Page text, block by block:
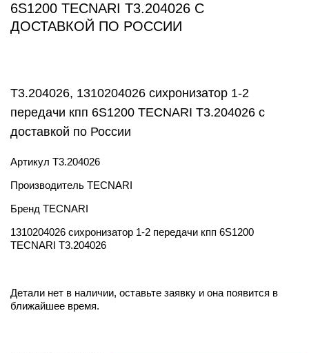
6S1200 TECNARI T3.204026 С
ДОСТАВКОЙ ПО РОССИИ
T3.204026, 1310204026 сихронизатор 1-2
передачи кпп 6S1200 TECNARI T3.204026 с
доставкой по России
Артикул T3.204026
Производитель TECNARI
Бренд TECNARI
1310204026 сихронизатор 1-2 передачи кпп 6S1200
TECNARI T3.204026
Детали нет в наличии, оставьте заявку и она появится в
ближайшее время.